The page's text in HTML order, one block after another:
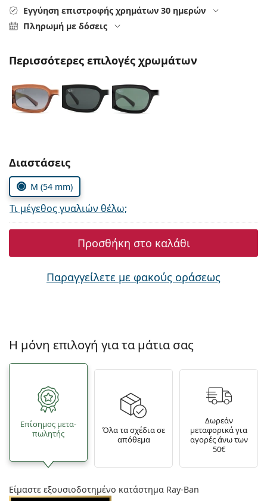
Persol
Prada
Όλες οι μάρκες
Εγγύηση επιστροφής χρημάτων 30 ημερών
Πληρωμή με δόσεις
Περισσότερες επιλογές χρωμάτων
Συμπληρώστε τις παράμετρους
Διαστάσεις
M (54 mm)
Τι μέγεθος γυαλιών θέλω;
Προσθήκη στο καλάθι
Παραγγείλετε με φακούς οράσεως
Η μόνη επιλογή για τα μάτια σας
Επίσημος μετα­
πωλητής
Όλα τα σχέδια σε
απόθεμα
Δωρεάν
μεταφορικά για
αγορές άνω των
50€
Είμαστε εξουσιοδοτημένο κατάστημα Ray-Ban